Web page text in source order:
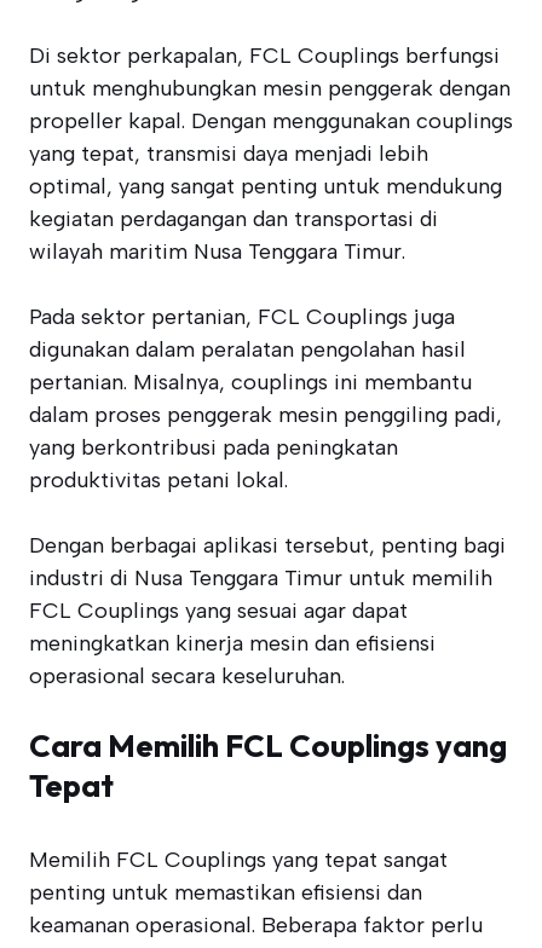
Di sektor perkapalan, FCL Couplings berfungsi
untuk menghubungkan mesin penggerak dengan
propeller kapal. Dengan menggunakan couplings
yang tepat, transmisi daya menjadi lebih
optimal, yang sangat penting untuk mendukung
kegiatan perdagangan dan transportasi di
wilayah maritim Nusa Tenggara Timur.
Pada sektor pertanian, FCL Couplings juga
digunakan dalam peralatan pengolahan hasil
pertanian. Misalnya, couplings ini membantu
dalam proses penggerak mesin penggiling padi,
yang berkontribusi pada peningkatan
produktivitas petani lokal.
Dengan berbagai aplikasi tersebut, penting bagi
industri di Nusa Tenggara Timur untuk memilih
FCL Couplings yang sesuai agar dapat
meningkatkan kinerja mesin dan efisiensi
operasional secara keseluruhan.
Cara Memilih FCL Couplings yang
Tepat
Memilih FCL Couplings yang tepat sangat
penting untuk memastikan efisiensi dan
keamanan operasional. Beberapa faktor perlu